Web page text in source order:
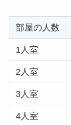
部屋の人数
1人室
2人室
3人室
4人室